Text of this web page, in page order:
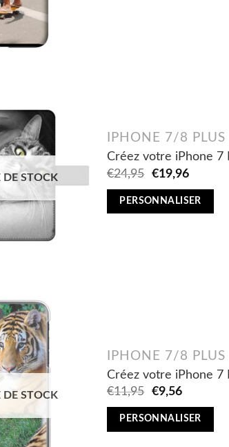
DE STOCK
IPHONE 7/8 PLUS
Créez votre iPhone 7
€24,95
Original
was:
€19,96Current
is:
PERSONNALISER
DE STOCK
IPHONE 7/8 PLUS
Créez votre iPhone 7
€11,95
Original
was:
€9,56Current
is:
PERSONNALISER